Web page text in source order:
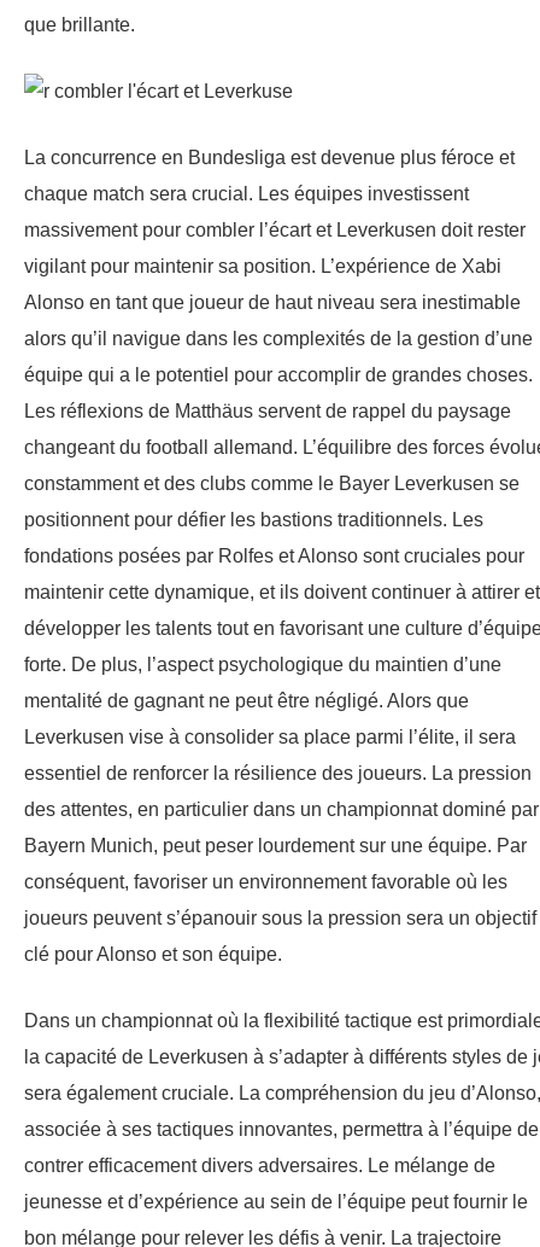
que brillante.
La concurrence en Bundesliga est devenue plus féroce et
chaque match sera crucial. Les équipes investissent
massivement pour combler l’écart et Leverkusen doit rester
vigilant pour maintenir sa position. L’expérience de Xabi
Alonso en tant que joueur de haut niveau sera inestimable
alors qu’il navigue dans les complexités de la gestion d’une
équipe qui a le potentiel pour accomplir de grandes choses.
Les réflexions de Matthäus servent de rappel du paysage
changeant du football allemand. L’équilibre des forces
constamment et des clubs comme le Bayer Leverkusen se
positionnent pour défier les bastions traditionnels. Les
fondations posées par Rolfes et Alonso sont cruciales pour
maintenir cette dynamique, et ils doivent continuer à attirer
développer les talents tout en favorisant une culture
forte. De plus, l’aspect psychologique du maintien d’une
mentalité de gagnant ne peut être négligé. Alors que
Leverkusen vise à consolider sa place parmi l’élite, il sera
essentiel de renforcer la résilience des joueurs. La pression
des attentes, en particulier dans un championnat dominé
Bayern Munich, peut peser lourdement sur une équipe. Par
conséquent, favoriser un environnement favorable où les
joueurs peuvent s’épanouir sous la pression sera un objectif
clé pour Alonso et son équipe.
Dans un championnat où la flexibilité tactique est
la capacité de Leverkusen à s’adapter à différents styles de
sera également cruciale. La compréhension du jeu d’Alonso,
associée à ses tactiques innovantes, permettra à l’équipe de
contrer efficacement divers adversaires. Le mélange de
jeunesse et d’expérience au sein de l’équipe peut fournir le
bon mélange pour relever les défis à venir. La trajectoire